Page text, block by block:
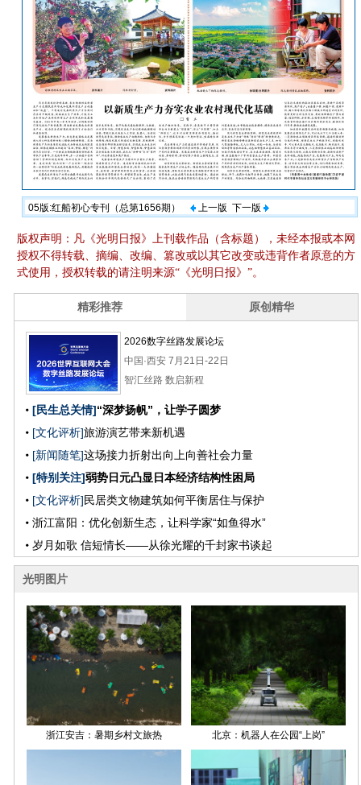
05版:红船初心专刊（总第1656期） 上一版 下一版
版权声明：凡《光明日报》上刊载作品（含标题），未经本报或本网
授权不得转载、摘编、改编、篡改或以其它改变或违背作者原意的方
式使用，授权转载的请注明来源“《光明日报》”。